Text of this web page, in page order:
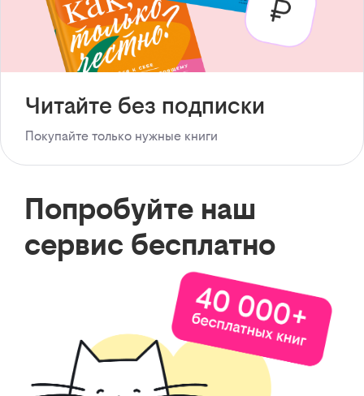
Читайте без подписки
Покупайте только нужные книги
Попробуйте наш
сервис бесплатно